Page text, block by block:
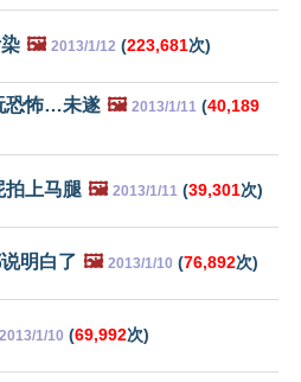
🖼️ 2013/1/12 (223,681次)
恐怖…未遂 🖼️ 2013/1/11 (40,189
拍上马腿 🖼️ 2013/1/11 (39,301次)
明白了 🖼️ 2013/1/10 (76,892次)
2013/1/10 (69,992次)